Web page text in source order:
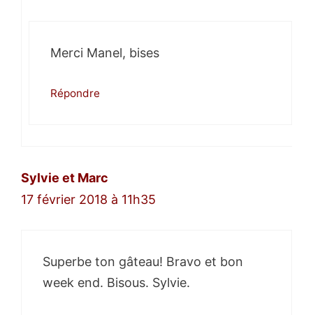
Merci Manel, bises
Répondre
Sylvie et Marc
17 février 2018 à 11h35
Superbe ton gâteau! Bravo et bon
week end. Bisous. Sylvie.